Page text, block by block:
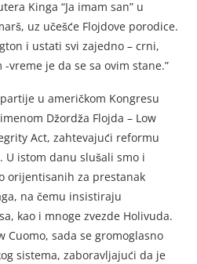
Kinga “Ja imam san” u
uz učešće Flojdove porodice.
i ustati svi zajedno – crni,
vreme je da se sa ovim stane.”
u američkom Kongresu
Džordža Flojda – Low
Act, zahtevajući reformu
U istom danu slušali smo i
orijentisanih za prestanak
na čemu insistiraju
kao i mnoge zvezde Holivuda.
Cuomo, sada se gromoglasno
sistema, zaboravljajući da je